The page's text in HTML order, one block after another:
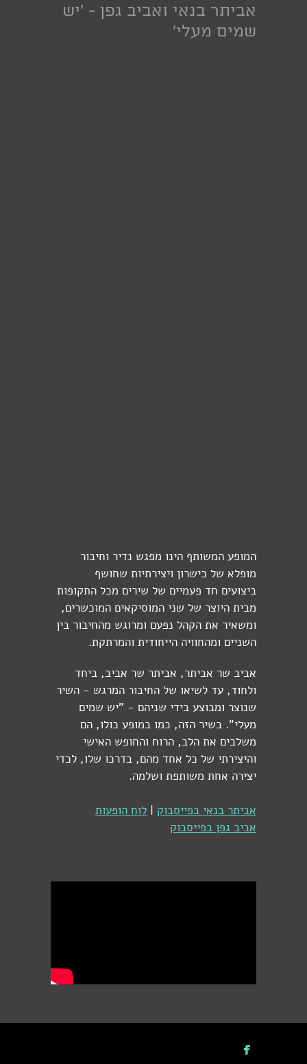
אביתר בנאי ואביב גפן - 'יש
שמים מעלי'
המופע המשותף הינו מפגש נדיר וחיבור
מופלא של כישרון ויצירתיות שחושף
ביצועים חד פעמיים של שירים מכל התקופות
מבית היוצר של שני המוסיקאים המוכשרים,
ומשאיר את הקהל נפעם ומרוגש מהחיבור בין
השניים ומהחוויה הייחודית והמרתקת.
אביב שר אביתר, אביתר שר אביב, ביחד
ולחוד, עד לשיאו של החיבור המרגש - השיר
שנוצר ומבוצע בידי שניהם - "יש שמים
מעלי". בשיר הזה, כמו במופע כולו, הם
משלבים את הלב, הרוח והחופש האישי
והיצירתי של כל אחד מהם, בדרכו שלו, לכדי
יצירה אחת משותפת ושלמה.
אביתר בנאי בפייסבוק | לוח הופעות
אביב גפן בפייסבוק
